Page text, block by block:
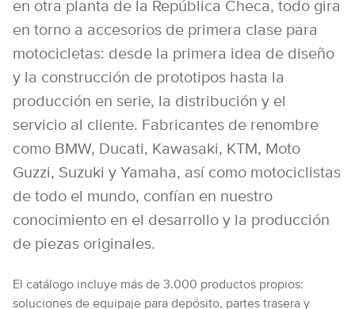
en otra planta de la República Checa, todo gira
en torno a accesorios de primera clase para
motocicletas: desde la primera idea de diseño
y la construcción de prototipos hasta la
producción en serie, la distribución y el
servicio al cliente. Fabricantes de renombre
como BMW, Ducati, Kawasaki, KTM, Moto
Guzzi, Suzuki y Yamaha, así como motociclistas
de todo el mundo, confían en nuestro
conocimiento en el desarrollo y la producción
de piezas originales.
El catálogo incluye más de 3.000 productos propios:
soluciones de equipaje para depósito, partes trasera y